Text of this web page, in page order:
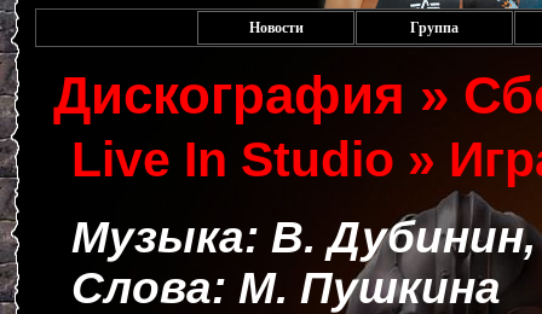
Новости Группа
Дискография »
Live In Studio »
Музыка: В.
Слова: М. Пушкина